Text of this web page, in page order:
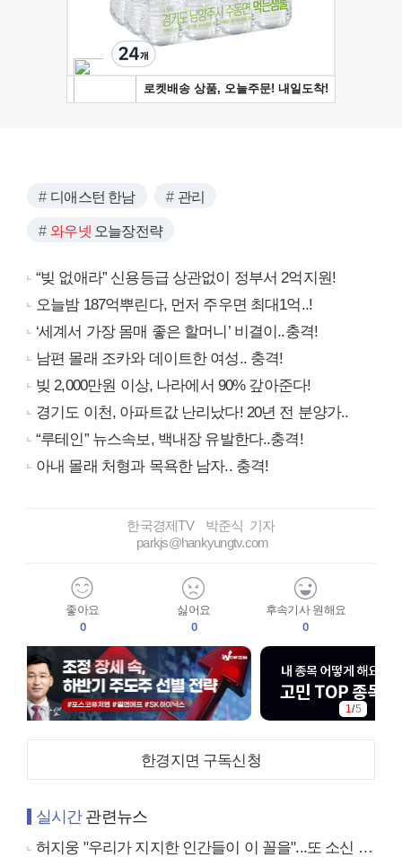
디애스턴 한남 관리
와우넷 오늘장전략
“빚 없애라” 신용등급 상관없이 정부서 2억지원!
오늘밤 187억뿌린다, 먼저 주우면 최대1억..!
‘세계서 가장 몸매 좋은 할머니’ 비결이..충격!
남편 몰래 조카와 데이트한 여성.. 충격!
빚 2,000만원 이상, 나라에서 90% 갚아준다!
경기도 이천, 아파트값 난리났다! 20년 전 분양가..
“루테인” 뉴스속보, 백내장 유발한다..충격!
아내 몰래 처형과 목욕한 남자.. 충격!
한국경제TV 박준식 기자
parkjs@hankyungtv.com
좋아요
0
싫어요
0
후속기사 원해요
0
1 /5
한경지면 구독신청
실시간관련뉴스
허지웅 "우리가 지지한 인간들이 이 꼴을"...또 소신 발언